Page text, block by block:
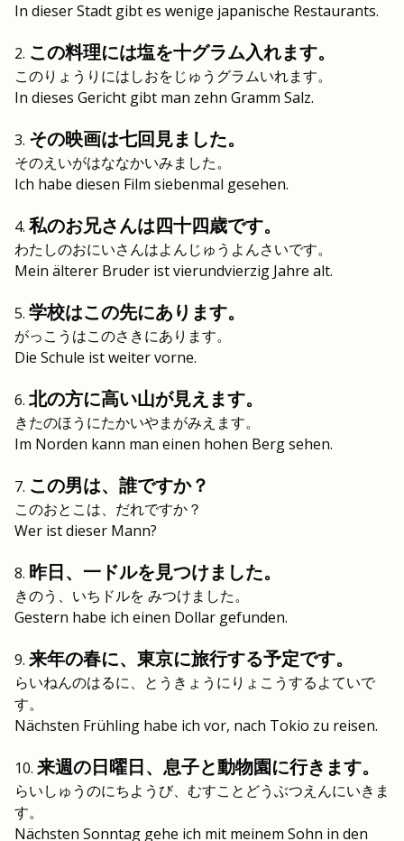
In dieser Stadt gibt es wenige japanische Restaurants.
この料理には塩を十グラム入れます。
このりょうりにはしおをじゅうグラムいれます。
In dieses Gericht gibt man zehn Gramm Salz.
その映画は七回見ました。
そのえいがはななかいみました。
Ich habe diesen Film siebenmal gesehen.
私のお兄さんは四十四歳です。
わたしのおにいさんはよんじゅうよんさいです。
Mein älterer Bruder ist vierundvierzig Jahre alt.
学校はこの先にあります。
がっこうはこのさきにあります。
Die Schule ist weiter vorne.
北の方に高い山が見えます。
きたのほうにたかいやまがみえます。
Im Norden kann man einen hohen Berg sehen.
この男は、誰ですか？
このおとこは、だれですか？
Wer ist dieser Mann?
昨日、一ドルを見つけました。
きのう、いちドルを みつけました。
Gestern habe ich einen Dollar gefunden.
来年の春に、東京に旅行する予定です。
らいねんのはるに、とうきょうにりょこうするよていで
す。
Nächsten Frühling habe ich vor, nach Tokio zu reisen.
来週の日曜日、息子と動物園に行きます。
らいしゅうのにちようび、むすことどうぶつえんにいきま
す。
Nächsten Sonntag gehe ich mit meinem Sohn in den